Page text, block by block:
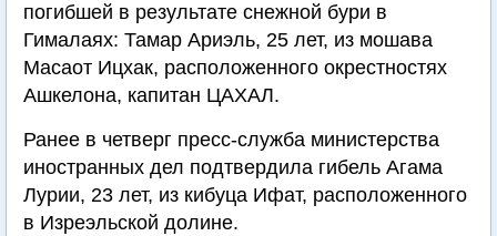
погибшей в результате снежной бури в
Гималаях: Тамар Ариэль, 25 лет, из мошава
Масаот Ицхак, расположенного окрестностях
Ашкелона, капитан ЦАХАЛ.
Ранее в четверг пресс-служба министерства
иностранных дел подтвердила гибель Агама
Лурии, 23 лет, из кибуца Ифат, расположенного
в Изреэльской долине.